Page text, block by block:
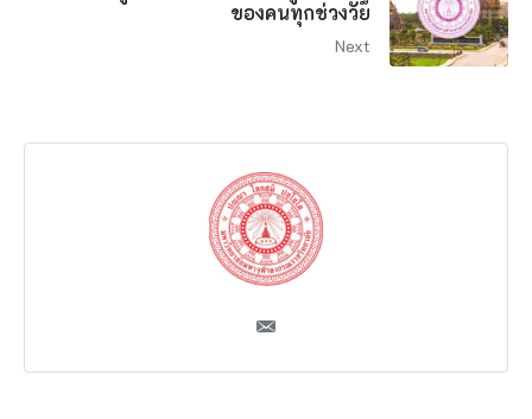
ของคนทุกช่วงวัย
Next